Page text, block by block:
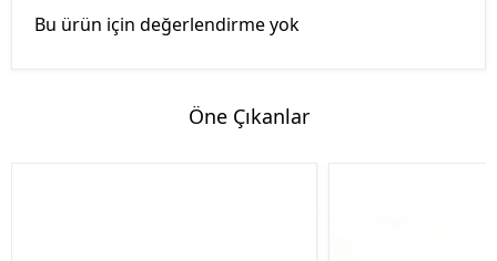
Bu ürün için değerlendirme yok
Öne Çıkanlar